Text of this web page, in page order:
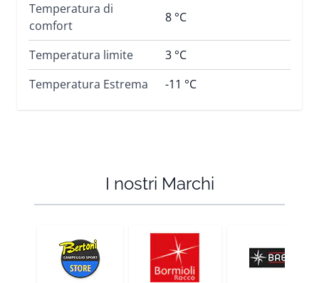
Temperatura di
comfort
8 °C
Temperatura limite
3 °C
Temperatura Estrema
-11 °C
I nostri Marchi